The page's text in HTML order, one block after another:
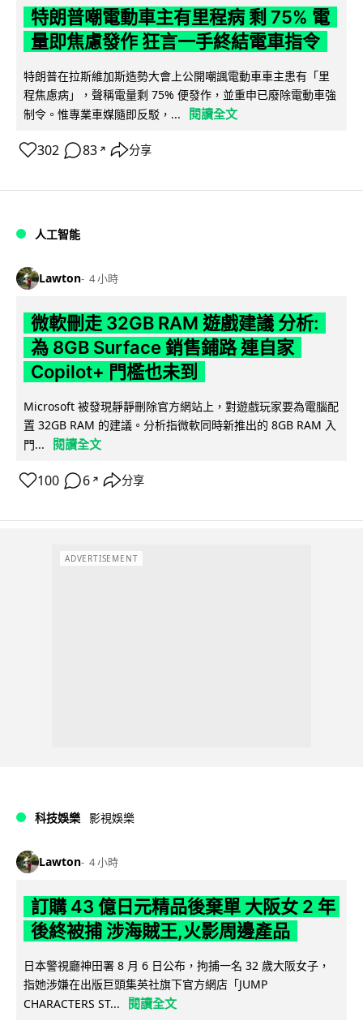
特朗普嘲電動車主有里程病 剩 75% 電
量即焦慮發作 狂言一手終結電車指令
特朗普在拉斯維加斯造勢大會上公開嘲諷電動車車主患有「里
程焦慮病」，聲稱電量剩 75% 便發作，並重申已廢除電動車強
制令。惟專業車媒隨即反駁，...
閱讀全文
302 83 ↗ 分享
人工智能
Lawton 4 小時
微軟刪走 32GB RAM 遊戲建議 分析:
為 8GB Surface 銷售鋪路 連自家
Copilot+ 門檻也未到
Microsoft 被發現靜靜刪除官方網站上，對遊戲玩家要為電腦配
置 32GB RAM 的建議。分析指微軟同時新推出的 8GB RAM 入
門...
閱讀全文
100 6 ↗ 分享
ADVERTISEMENT
科技娛樂 影視娛樂
Lawton 4 小時
訂購 43 億日元精品後棄單 大阪女 2 年
後終被捕 涉海賊王,火影周邊產品
日本警視廳神田署 8 月 6 日公布，拘捕一名 32 歲大阪女子，
指她涉嫌在出版巨頭集英社旗下官方網店「JUMP
CHARACTERS ST...
閱讀全文